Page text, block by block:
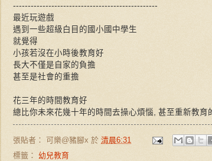
-------------------------------------------------
最近玩遊戲
遇到一些超級白目的國小國中學生
就覺得
小孩若沒在小時後教育好
長大不僅是自家的負擔
甚至是社會的重擔
花三年的時間教育好
總比你未來花幾十年的時間去操心煩惱, 甚至重新教育
張貼者： 可樂@豬腳x 於 清晨6:31
標籤： 幼兒教育